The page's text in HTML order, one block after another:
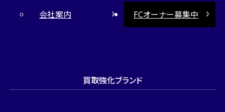
会社案内
FCオーナー募集中
買取強化ブランド